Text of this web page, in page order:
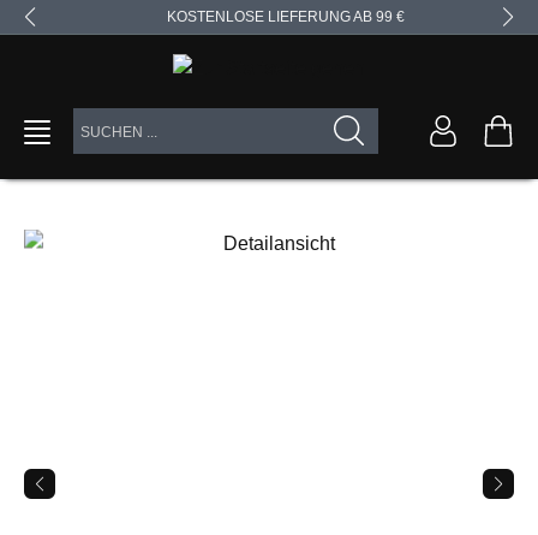
springen KOSTENLOSE LIEFERUNG AB 99 €